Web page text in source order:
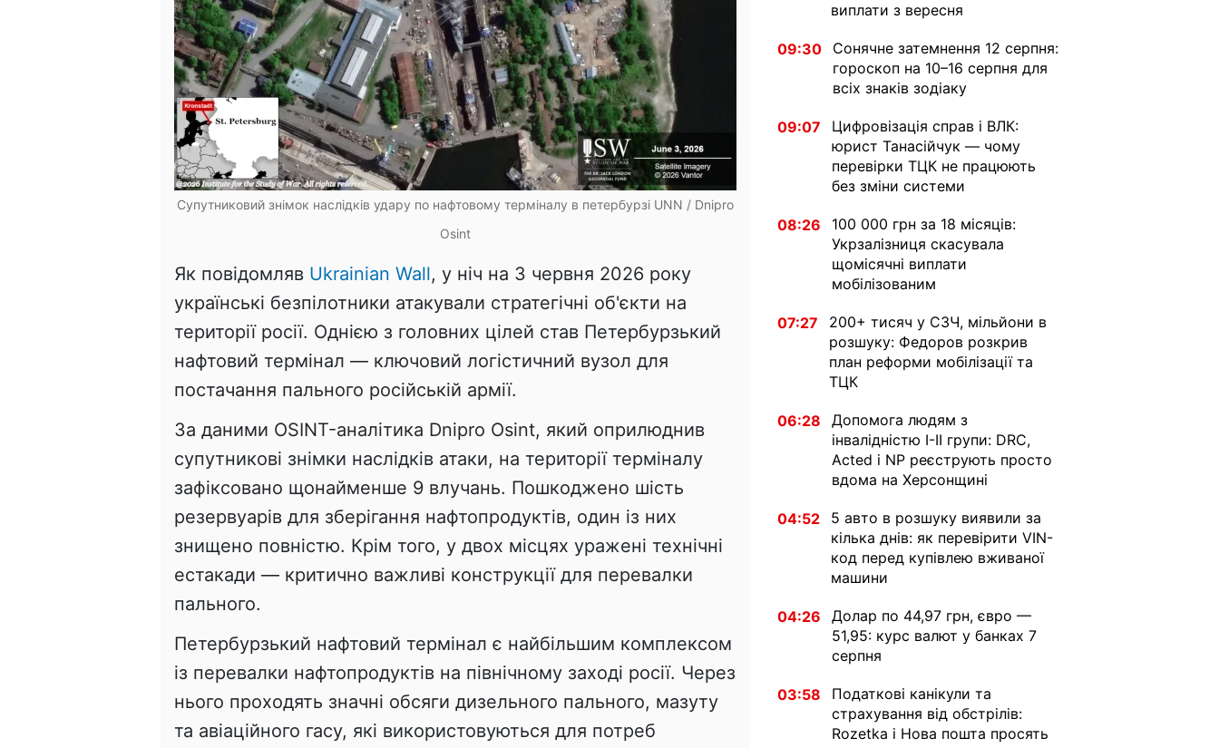
Супутниковий знімок наслідків удару по нафтовому терміналу в петербурзі UNN / Dnipro
Osint
Як повідомляв Ukrainian Wall, у ніч на 3 червня 2026 року
українські безпілотники атакували стратегічні об'єкти на
території росії. Однією з головних цілей став Петербурзький
нафтовий термінал — ключовий логістичний вузол для
постачання пального російській армії.
За даними OSINT-аналітика Dnipro Osint, який оприлюднив
супутникові знімки наслідків атаки, на території терміналу
зафіксовано щонайменше 9 влучань. Пошкоджено шість
резервуарів для зберігання нафтопродуктів, один із них
знищено повністю. Крім того, у двох місцях уражені технічні
естакади — критично важливі конструкції для перевалки
пального.
Петербурзький нафтовий термінал є найбільшим комплексом
із перевалки нафтопродуктів на північному заході росії. Через
нього проходять значні обсяги дизельного пального, мазуту
та авіаційного гасу, які використовуються для потреб
виплати з вересня
09:30
Сонячне затемнення 12 серпня:
гороскоп на 10–16 серпня для
всіх знаків зодіаку
09:07
Цифровізація справ і ВЛК:
юрист Танасійчук — чому
перевірки ТЦК не працюють
без зміни системи
08:26
100 000 грн за 18 місяців:
Укрзалізниця скасувала
щомісячні виплати
мобілізованим
07:27
200+ тисяч у СЗЧ, мільйони в
розшуку: Федоров розкрив
план реформи мобілізації та
ТЦК
06:28
Допомога людям з
інвалідністю I-II групи: DRC,
Acted і NP реєструють просто
вдома на Херсонщині
04:52
5 авто в розшуку виявили за
кілька днів: як перевірити VIN-
код перед купівлею вживаної
машини
04:26
Долар по 44,97 грн, євро —
51,95: курс валют у банках 7
серпня
03:58
Податкові канікули та
страхування від обстрілів:
Rozetka і Нова пошта просять